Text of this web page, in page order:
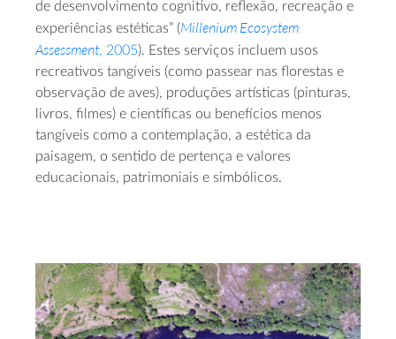
de desenvolvimento cognitivo, reflexão, recreação e
experiências estéticas” (Millenium Ecosystem
Assessment, 2005). Estes serviços incluem usos
recreativos tangíveis (como passear nas florestas e
observação de aves), produções artísticas (pinturas,
livros, filmes) e científicas ou benefícios menos
tangíveis como a contemplação, a estética da
paisagem, o sentido de pertença e valores
educacionais, patrimoniais e simbólicos.